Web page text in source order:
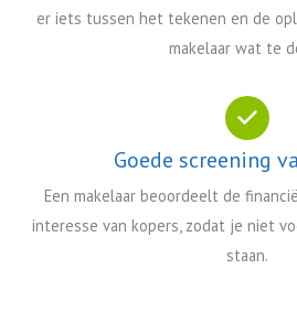
er iets tussen het tekenen en de
makelaar wat te
Goede screening
Een makelaar beoordeelt de
interesse van kopers, zodat je niet
staan.